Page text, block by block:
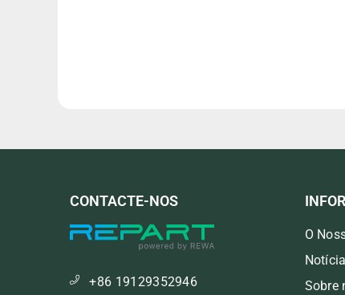
CONTACTE-NOS
+86 19129352946
O
Sobre